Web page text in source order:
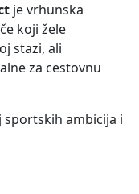
je vrhunska
koji žele
stazi, ali
za cestovnu
sportskih ambicija i